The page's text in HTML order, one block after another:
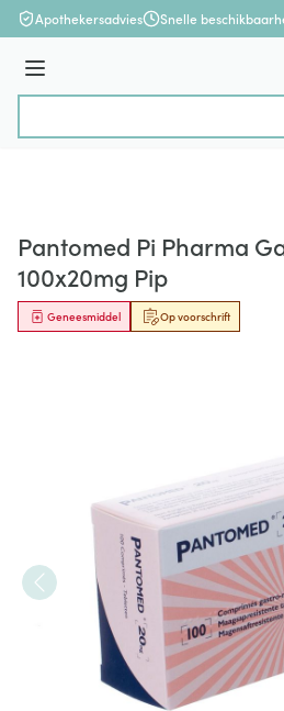
Ga naar de inhoud
Apothekersadvies Snelle
Menu
Pantomed Pi Pharma
100x20mg Pip
Op voorschrift
Geneesmiddel